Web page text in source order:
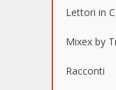
Lettori in
Mixex by
Racconti